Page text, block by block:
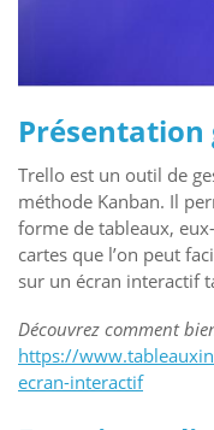
Présentation
Trello est un outil de
méthode Kanban. Il
forme de tableaux,
cartes que l’on peut
sur un écran interactif
Découvrez comment
https://
ecran-interactif